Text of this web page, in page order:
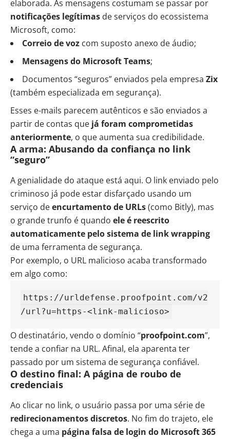
elaborada. As mensagens costumam se passar por
notificações legítimas de serviços do ecossistema
Microsoft, como:
Correio de voz com suposto anexo de áudio;
Mensagens do Microsoft Teams;
Documentos “seguros” enviados pela empresa Zix
(também especializada em segurança).
Esses e-mails parecem autênticos e são enviados a
partir de contas que já foram comprometidas
anteriormente, o que aumenta sua credibilidade.
A arma: Abusando da confiança no link
“seguro”
A genialidade do ataque está aqui. O link enviado pelo
criminoso já pode estar disfarçado usando um
serviço deencurtamento de URLs(como Bitly), mas
o grande trunfo é quando ele é reescrito
automaticamente pelo sistema de link wrapping
de uma ferramenta de segurança.
Por exemplo, o URL malicioso acaba transformado
em algo como:
https://urldefense.proofpoint.com/v2
/url?u=https-<link-malicioso>
O destinatário, vendo o domínio “proofpoint.com”,
tende a confiar na URL. Afinal, ela aparenta ter
passado por um sistema de segurança confiável.
O destino final: A página de roubo de
credenciais
Ao clicar no link, o usuário passa por uma série de
redirecionamentos discretos. No fim do trajeto, ele
chega a uma página falsa de login do Microsoft 365